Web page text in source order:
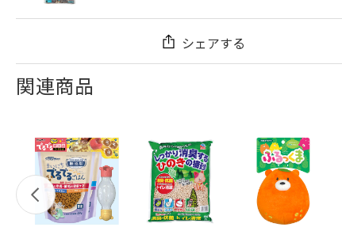
シェアする
関連商品